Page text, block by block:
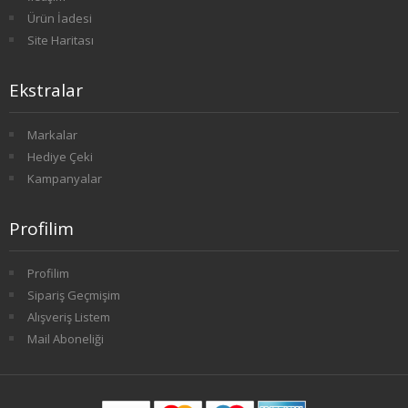
4. SINIF 8. YARIYIL KONAKLAMA İŞL
1. SINIF 2. YARIYIL TÜRK DİLİ
2. SINIF 3. YARIYIL TÜRK DİLİ
2. SINIF 4. YARIYIL TÜRK DİLİ
3. SINIF 5. YARIYIL TÜRK DİLİ
3. SINIF 6. YARIYIL TÜRK DİLİ
4. SINIF 7. YARIYIL TÜRK DİLİ
Ürün İadesi
Site Haritası
Ekstralar
Markalar
Hediye Çeki
Kampanyalar
Profilim
Profilim
Sipariş Geçmişim
Alışveriş Listem
Mail Aboneliği